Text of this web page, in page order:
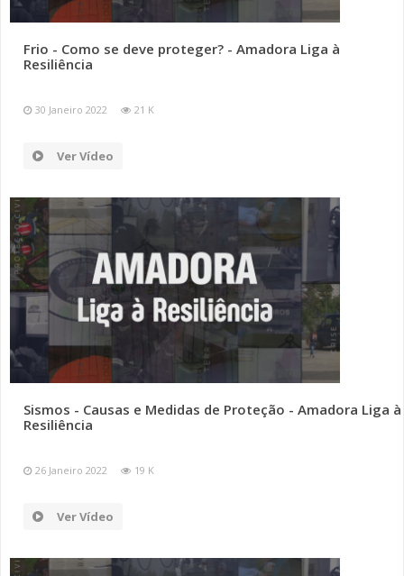
AMADORA LIGA À RESILIÊNCIA
VEMOS OUVIMOS E LEMOS
(RE) PENSAMENTOS
ECOMOVE-TE
HISTÓRIAS DE ABRIL
Frio - Como se deve proteger? - Amadora Liga à
Resiliência
30 Janeiro 2022 21 K
Ver Vídeo
Sismos - Causas e Medidas de Proteção - Amadora Liga à
Resiliência
26 Janeiro 2022 19 K
Ver Vídeo